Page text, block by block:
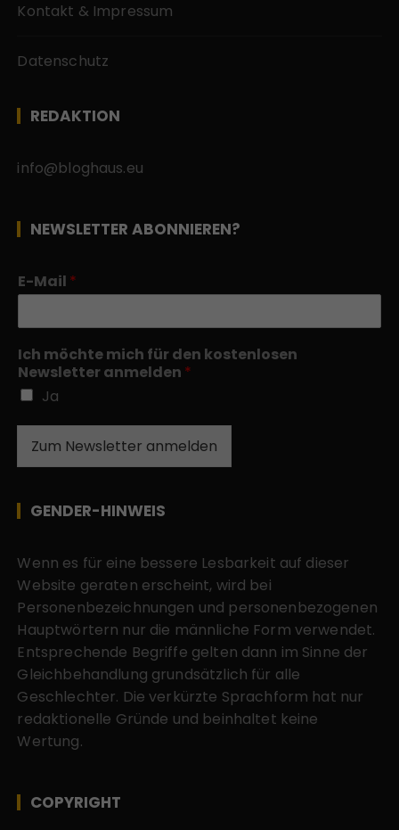
Kontakt & Impressum
Datenschutz
REDAKTION
info@bloghaus.eu
NEWSLETTER ABONNIEREN?
E-Mail *
Ich möchte mich für den kostenlosen
Newsletter anmelden *
Ja
Zum Newsletter anmelden
GENDER-HINWEIS
Wenn es für eine bessere Lesbarkeit auf dieser
Website geraten erscheint, wird bei
Personenbezeichnungen und personenbezogenen
Hauptwörtern nur die männliche Form verwendet.
Entsprechende Begriffe gelten dann im Sinne der
Gleichbehandlung grundsätzlich für alle
Geschlechter. Die verkürzte Sprachform hat nur
redaktionelle Gründe und beinhaltet keine
Wertung.
COPYRIGHT